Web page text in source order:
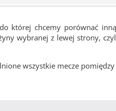
której chcemy porównać
wybranej z lewej strony,
wszystkie mecze